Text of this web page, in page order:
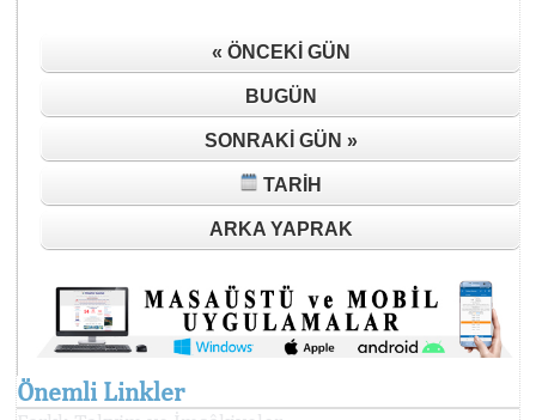
« ÖNCEKI GÜN
BUGÜN
SONRAKI GÜN »
TARIH
ARKA YAPRAK
Önemli Linkler